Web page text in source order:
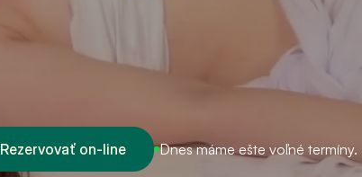
Rezervovať on-line Dnes máme ešte voľné termíny.